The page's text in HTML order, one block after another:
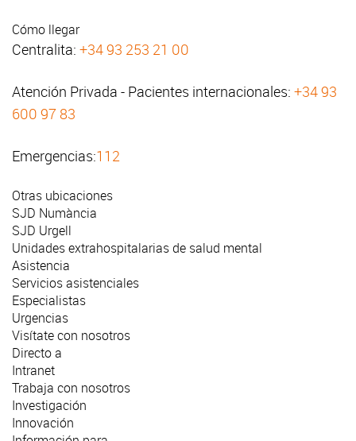
Cómo llegar
Centralita: +34 93 253 21 00
Atención Privada - Pacientes internacionales: +34 93
600 97 83
Emergencias:112
Otras ubicaciones
SJD Numància
SJD Urgell
Unidades extrahospitalarias de salud mental
Asistencia
Servicios asistenciales
Especialistas
Urgencias
Visítate con nosotros
Directo a
Intranet
Trabaja con nosotros
Investigación
Innovación